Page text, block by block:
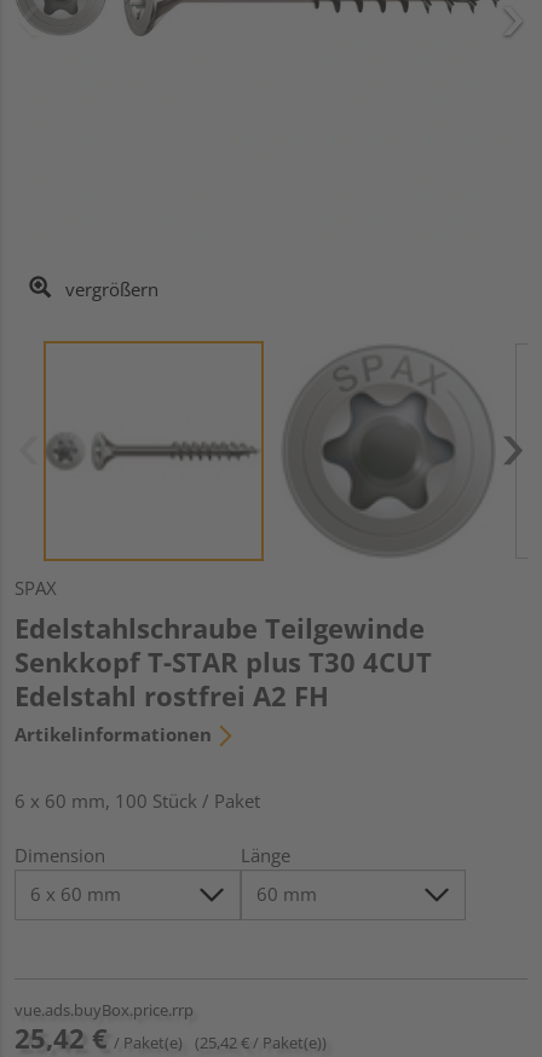
vergrößern
SPAX
Edelstahlschraube Teilgewinde
Senkkopf T-STAR plus T30 4CUT
Edelstahl rostfrei A2 FH
Artikelinformationen
6 x 60 mm, 100 Stück / Paket
Dimension Länge
vue.ads.buyBox.price.rrp
25,42 € / Paket(e) (25,42 € / Paket(e))